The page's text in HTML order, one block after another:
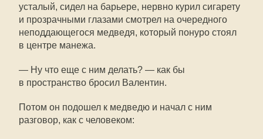
усталый, сидел на барьере, нервно курил сигарету
и прозрачными глазами смотрел на очередного
неподдающегося медведя, который понуро стоял
в центре манежа.
— Ну что еще с ним делать? — как бы
в пространство бросил Валентин.
Потом он подошел к медведю и начал с ним
разговор, как с человеком: